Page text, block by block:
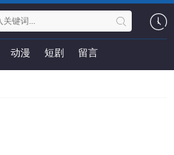
动漫 短剧 留言